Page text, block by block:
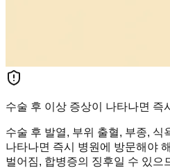
수술 후 이상 증상이 나타나면 즉
수술 후 발열, 부위 출혈, 부종, 식
나타나면 즉시 병원에 방문해야
벌어짐, 합병증의 징후일 수 있으